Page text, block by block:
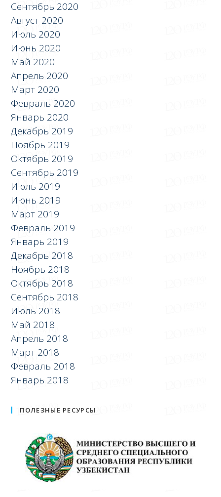
Сентябрь 2020
Август 2020
Июль 2020
Июнь 2020
Май 2020
Апрель 2020
Март 2020
Февраль 2020
Январь 2020
Декабрь 2019
Ноябрь 2019
Октябрь 2019
Сентябрь 2019
Июль 2019
Июнь 2019
Март 2019
Февраль 2019
Январь 2019
Декабрь 2018
Ноябрь 2018
Октябрь 2018
Сентябрь 2018
Июль 2018
Май 2018
Апрель 2018
Март 2018
Февраль 2018
Январь 2018
ПОЛЕЗНЫЕ РЕСУРСЫ